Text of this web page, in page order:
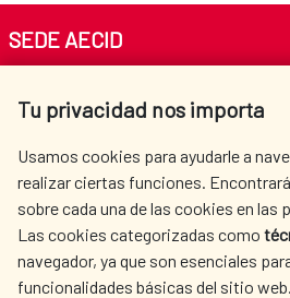
Tu privacidad nos importa
Usamos cookies para ayudarle a
realizar ciertas funciones.
sobre cada una de las cookies en las
Las cookies categorizadas como
navegador, ya que son esenciales
funcionalidades básicas del sitio web.
SEDE AECID
Tel. +34 900 20 30 54​​​​​​​
AECID
SPANISH HUMANITARIAN
ACTION